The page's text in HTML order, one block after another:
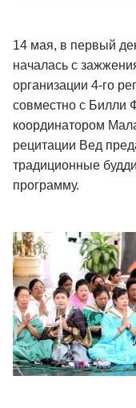
14 мая, в первый
началась с
организации 4-го
совместно с Билли
координатором
рецитации Вед
традиционные
программу.